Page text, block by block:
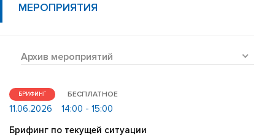
МЕРОПРИЯТИЯ
Архив мероприятий
БРИФИНГ БЕСПЛАТНОЕ
11.06.2026
14:00 - 15:00
Брифинг по текущей ситуации